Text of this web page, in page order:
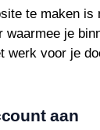
te maken is
je
werk voor je
aan